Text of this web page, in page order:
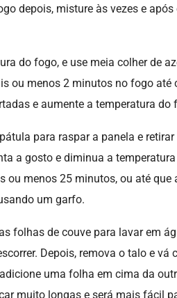
depois, misture às vezes e
do fogo, e use meia colher de
ou menos 2 minutos no fogo até
e aumente a temperatura do
para raspar a panela e
a gosto e diminua a
ou menos 25 minutos, ou até
um garfo.
folhas de couve para lavar em
Depois, remova o talo e
uma folha em cima da
muito longas e será mais fácil